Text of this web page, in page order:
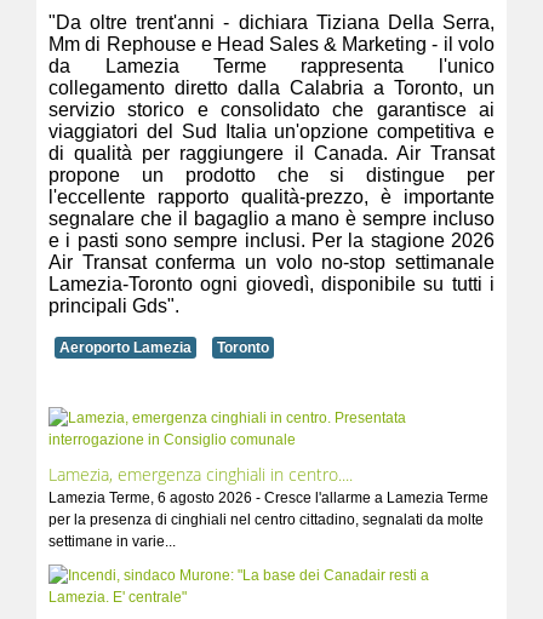
"Da oltre trent'anni - dichiara Tiziana Della Serra,
Mm di Rephouse e Head Sales & Marketing - il volo
da Lamezia Terme rappresenta l'unico
collegamento diretto dalla Calabria a Toronto, un
servizio storico e consolidato che garantisce ai
viaggiatori del Sud Italia un'opzione competitiva e
di qualità per raggiungere il Canada. Air Transat
propone un prodotto che si distingue per
l'eccellente rapporto qualità-prezzo, è importante
segnalare che il bagaglio a mano è sempre incluso
e i pasti sono sempre inclusi. Per la stagione 2026
Air Transat conferma un volo no-stop settimanale
Lamezia-Toronto ogni giovedì, disponibile su tutti i
principali Gds".
Aeroporto Lamezia Toronto
Lamezia, emergenza cinghiali in centro....
Lamezia Terme, 6 agosto 2026 - Cresce l'allarme a Lamezia Terme
per la presenza di cinghiali nel centro cittadino, segnalati da molte
settimane in varie...